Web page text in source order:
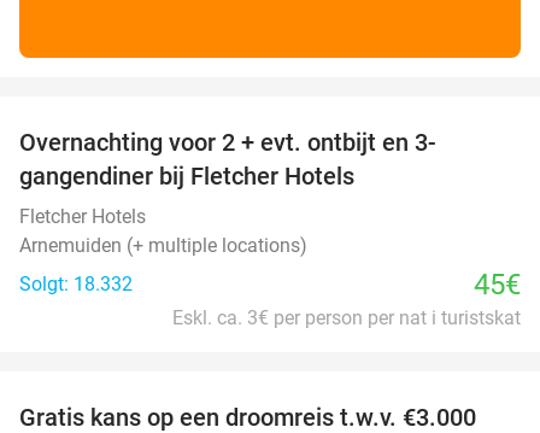
Overnachting voor 2 + evt. ontbijt en 3-
gangendiner bij Fletcher Hotels
Fletcher Hotels
Arnemuiden (+ multiple locations)
Solgt: 18.332
45€
Eskl. ca. 3€ per person per nat i turistskat
Gratis kans op een droomreis t.w.v. €3.000